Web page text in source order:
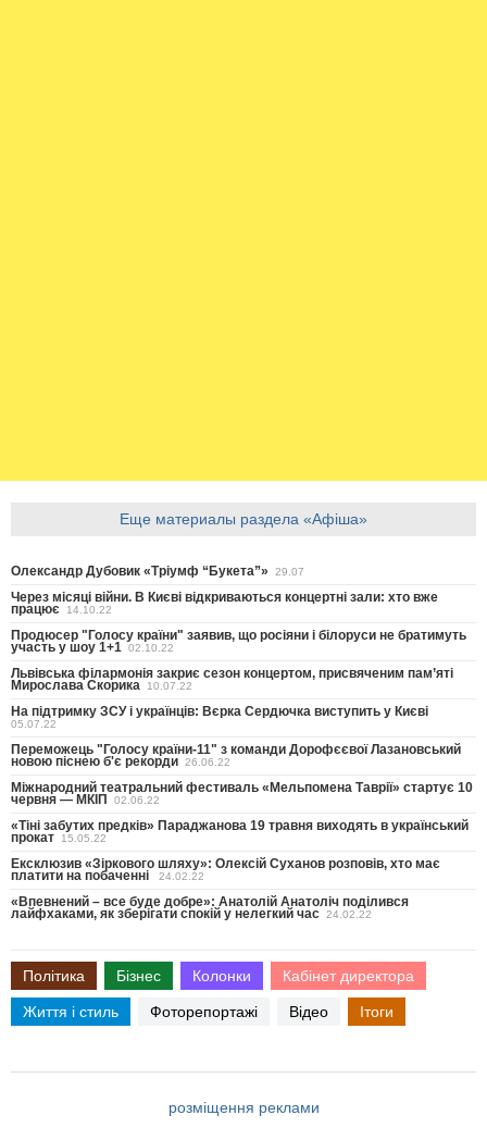
Еще материалы раздела «Афіша»
Олександр Дубовик «Тріумф “Букета”» 29.07
Через місяці війни. В Києві відкриваються концертні зали: хто вже
працює 14.10.22
Продюсер "Голосу країни" заявив, що росіяни і білоруси не братимуть
участь у шоу 1+1 02.10.22
Львівська філармонія закриє сезон концертом, присвяченим пам’яті
Мирослава Скорика 10.07.22
На підтримку ЗСУ і українців: Вєрка Сердючка виступить у Києві
05.07.22
Переможець "Голосу країни-11" з команди Дорофєєвої Лазановський
новою піснею б'є рекорди 26.06.22
Міжнародний театральний фестиваль «Мельпомена Таврії» стартує 10
червня — МКІП 02.06.22
«Тіні забутих предків» Параджанова 19 травня виходять в український
прокат 15.05.22
Ексклюзив «Зiркового шляху»: Олексій Суханов розповів, хто має
платити на побаченні 24.02.22
«Впевнений – все буде добре»: Анатолій Анатоліч поділився
лайфхаками, як зберігати спокій у нелегкий час 24.02.22
Політика Бізнес Колонки Кабінет директора
Життя і стиль Фоторепортажі Відео Ітоги
розміщення реклами